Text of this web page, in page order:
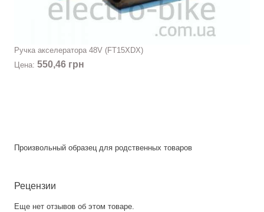
Ручка акселератора 48V (FT15XDX)
Цена: 550,46 грн
Произвольный образец для родственных товаров
Рецензии
Еще нет отзывов об этом товаре.